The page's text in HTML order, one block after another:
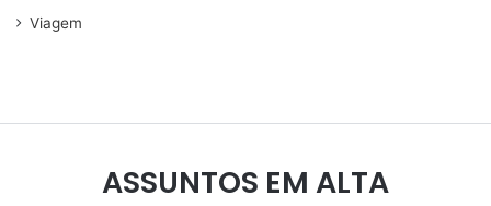
Viagem
ASSUNTOS EM ALTA